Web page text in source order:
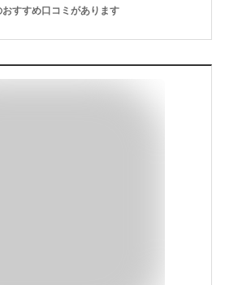
おすすめ口コミがあります